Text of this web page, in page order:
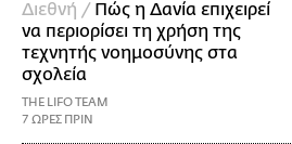
Διεθνή / Πώς η Δανία επιχειρεί
να περιορίσει τη χρήση της
τεχνητής νοημοσύνης στα
σχολεία
THE LIFO TEAM
7 ΩΡΕΣ ΠΡΙΝ